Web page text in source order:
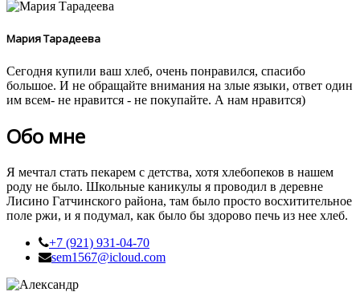
Мария Тарадеева
Сегодня купили ваш хлеб, очень понравился, спасибо
большое. И не обращайте внимания на злые языки, ответ один
им всем- не нравится - не покупайте. А нам нравится)
Обо мне
Я мечтал стать пекарем с детства, хотя хлебопеков в нашем
роду не было. Школьные каникулы я проводил в деревне
Лисино Гатчинского района, там было просто восхитительное
поле ржи, и я подумал, как было бы здорово печь из нее хлеб.
+7 (921) 931-04-70
sem1567@icloud.com